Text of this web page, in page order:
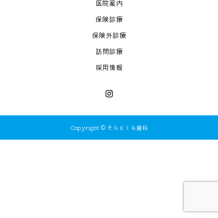
医院案内
保険診療
保険外診療
訪問診療
採用情報
Copyright © そらとくも歯科